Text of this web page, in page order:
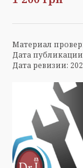
Материал
Дата
Дата ревизии: